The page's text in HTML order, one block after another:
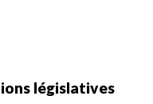
législatives